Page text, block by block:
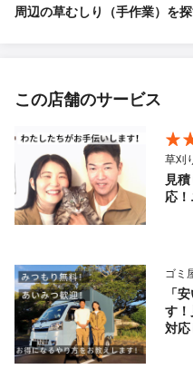
周辺の草むしり（手作業）を
この店舗のサービス
草刈
見
応
ゴミ
「
す
対応